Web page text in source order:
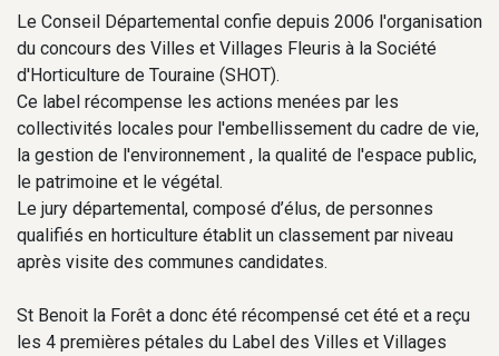
Le Conseil Départemental confie depuis 2006 l'organisation
du concours des Villes et Villages Fleuris à la Société
d'Horticulture de Touraine (SHOT).
Ce label récompense les actions menées par les
collectivités locales pour l'embellissement du cadre de vie,
la gestion de l'environnement , la qualité de l'espace public,
le patrimoine et le végétal.
Le jury départemental, composé d’élus, de personnes
qualifiés en horticulture établit un classement par niveau
après visite des communes candidates.
St Benoit la Forêt a donc été récompensé cet été et a reçu
les 4 premières pétales du Label des Villes et Villages